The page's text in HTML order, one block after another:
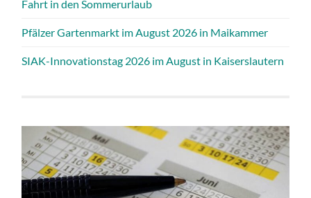
Fahrt in den Sommerurlaub
Pfälzer Gartenmarkt im August 2026 in Maikammer
SIAK-Innovationstag 2026 im August in Kaiserslautern